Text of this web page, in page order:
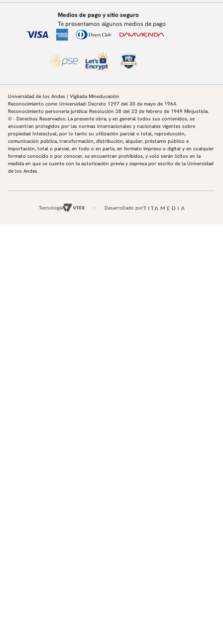
Medios de pago y sitio seguro
Te presentamos algunos medios de pago
Universidad de los Andes | Vigilada Mineducación
Reconocimiento como Universidad: Decreto 1297 del 30 de mayo de 1964.
Reconocimiento personería jurídica: Resolución 28 del 23 de febrero de 1949 Minjusticia.
© - Derechos Reservados: La presente obra, y en general todos sus contenidos, se
encuentran protegidos por las normas internacionales y nacionales vigentes sobre
propiedad Intelectual, por lo tanto su utilización parcial o total, reproducción,
comunicación pública, transformación, distribución, alquiler, préstamo público e
importación, total o parcial, en todo o en parte, en formato impreso o digital y en cualquier
formato conocido o por conocer, se encuentran prohibidos, y solo serán lícitos en la
medida en que se cuente con la autorización previa y expresa por escrito de la Universidad
de los Andes.
Tecnología Desarrollado por